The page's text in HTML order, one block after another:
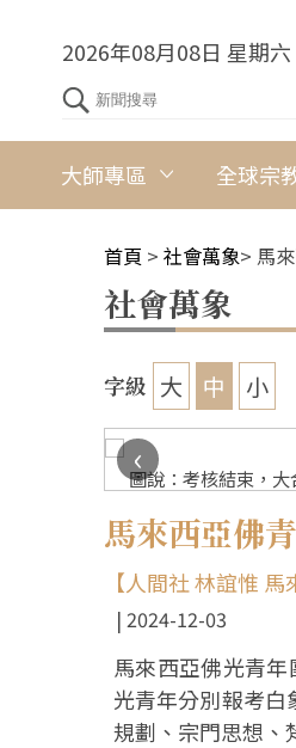
2026年08月08日 星期六
大師專區 全球宗
首頁 > 社會萬象> 馬
社會萬象
字級 大 中 小
圖說：考核結束，
‹
馬來西亞佛
【人間社 林誼惟
2024-12-03
馬來西亞佛光青
光青年分別報考
規劃、宗門思想、